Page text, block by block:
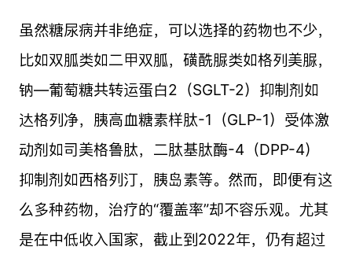
虽然糖尿病并非绝症，可以选择的药物也不少，
比如双胍类如二甲双胍，磺酰脲类如格列美脲，
钠—葡萄糖共转运蛋白2（SGLT-2）抑制剂如
达格列净，胰高血糖素样肽-1（GLP-1）受体激
动剂如司美格鲁肽，二肽基肽酶-4（DPP-4）
抑制剂如西格列汀，胰岛素等。然而，即便有这
么多种药物，治疗的“覆盖率”却不容乐观。尤其
是在中低收入国家，截止到2022年，仍有超过